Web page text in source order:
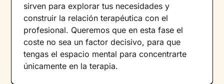
sirven para explorar tus necesidades y
construir la relación terapéutica con el
profesional. Queremos que en esta fase el
coste no sea un factor decisivo, para que
tengas el espacio mental para concentrarte
únicamente en la terapia.